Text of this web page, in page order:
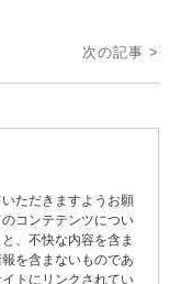
次の記事 >
ただきますようお願
コンテテンツについ
、不快な内容を含ま
を含まないものであ
トにリンクされてい